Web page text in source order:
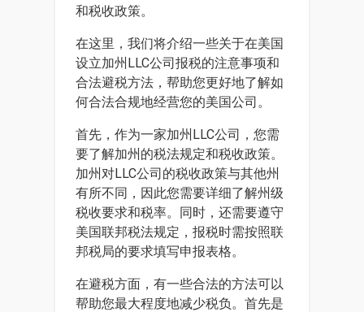
和税收政策。
在这里，我们将介绍一些关于在美国
设立加州LLC公司报税的注意事项和
合法避税方法，帮助您更好地了解如
何合法合规地经营您的美国公司。
首先，作为一家加州LLC公司，您需
要了解加州的税法规定和税收政策。
加州对LLC公司的税收政策与其他州
有所不同，因此您需要详细了解州级
税收要求和税率。同时，还需要遵守
美国联邦税法规定，报税时需按照联
邦税局的要求填写申报表格。
在避税方面，有一些合法的方法可以
帮助您最大程度地减少税负。首先是